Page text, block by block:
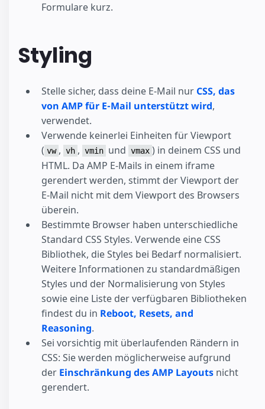
Formulare kurz.
Styling
Stelle sicher, dass deine E-Mail nur CSS, das
von AMP für E-Mail unterstützt wird,
verwendet.
Verwende keinerlei Einheiten für Viewport
( vw , vh , vmin und vmax ) in deinem CSS und
HTML. Da AMP E-Mails in einem iframe
gerendert werden, stimmt der Viewport der
E-Mail nicht mit dem Viewport des Browsers
überein.
Bestimmte Browser haben unterschiedliche
Standard CSS Styles. Verwende eine CSS
Bibliothek, die Styles bei Bedarf normalisiert.
Weitere Informationen zu standardmäßigen
Styles und der Normalisierung von Styles
sowie eine Liste der verfügbaren Bibliotheken
findest du in Reboot, Resets, and
Reasoning.
Sei vorsichtig mit überlaufenden Rändern in
CSS: Sie werden möglicherweise aufgrund
der Einschränkung des AMP Layouts nicht
gerendert.